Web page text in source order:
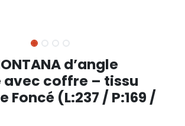
d’angle
avec coffre – tissu
Foncé (L:237 / P:169 /